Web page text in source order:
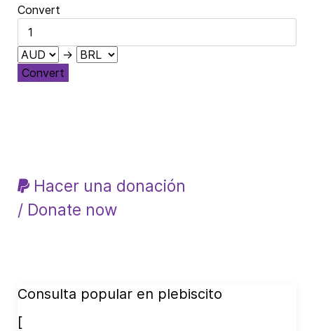
Convert
→
Convert
Hacer una donación
/ Donate now
Consulta popular en plebiscito
[